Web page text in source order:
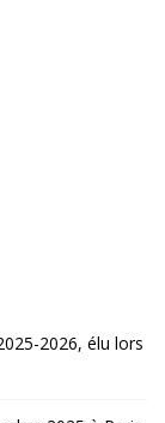
2026, élu lors